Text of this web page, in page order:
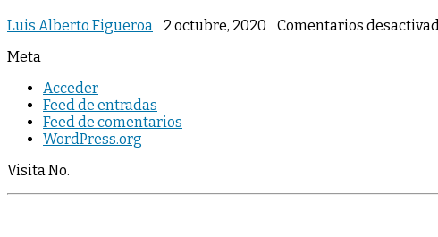
Luis Alberto Figueroa 2 octubre, 2020 Comentarios
Meta
Acceder
Feed de entradas
Feed de comentarios
WordPress.org
Visita No.